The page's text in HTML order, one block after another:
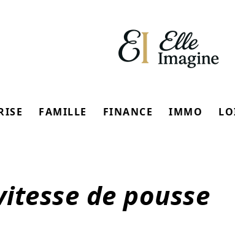
FAMILLE FINANCE IMMO
de pousse